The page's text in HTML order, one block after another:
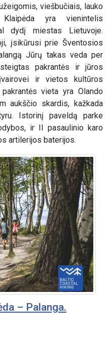
viešbučiais, lauko
yra vienintelis
dydį miestas Lietuvoje.
įsikūrusi prie Šventosios
Jūrų takas veda per
pakrantės ir jūros
ir vietos kultūros
vieta yra Olando
aukščio skardis, kažkada
Istorinį paveldą parke
ir II pasaulinio karo
artilerijos baterijos.
– Palanga.